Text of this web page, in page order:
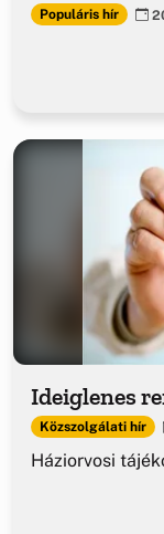
Populáris hír
Ideiglenes
Közszolgálati hír
Háziorvosi